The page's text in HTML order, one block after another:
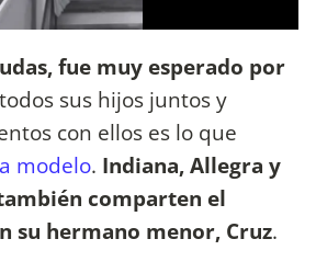
fue muy esperado por
sus hijos juntos y
con ellos es lo que
modelo. Indiana, Allegra y
comparten el
su hermano menor, Cruz.